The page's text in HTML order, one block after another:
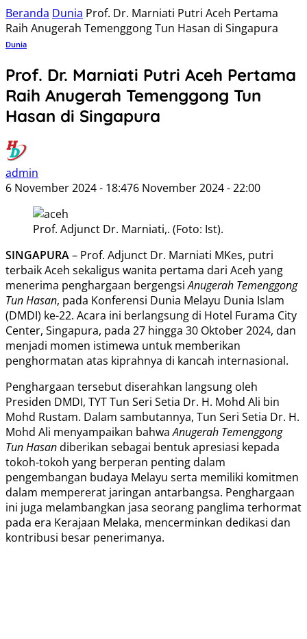
Beranda Dunia Prof. Dr. Marniati Putri Aceh Pertama
Raih Anugerah Temenggong Tun Hasan di Singapura
Dunia
Prof. Dr. Marniati Putri Aceh Pertama
Raih Anugerah Temenggong Tun
Hasan di Singapura
admin
6 November 2024 - 18:476 November 2024 - 22:00
Prof. Adjunct Dr. Marniati,. (Foto: Ist).
SINGAPURA– Prof. Adjunct Dr. Marniati MKes, putri
terbaik Aceh sekaligus wanita pertama dari Aceh yang
menerima penghargaan bergengsiAnugerah Temenggong
Tun Hasan, pada Konferensi Dunia Melayu Dunia Islam
(DMDI) ke-22. Acara ini berlangsung di Hotel Furama City
Center, Singapura, pada 27 hingga 30 Oktober 2024, dan
menjadi momen istimewa untuk memberikan
penghormatan atas kiprahnya di kancah internasional.
Penghargaan tersebut diserahkan langsung oleh
Presiden DMDI, TYT Tun Seri Setia Dr. H. Mohd Ali bin
Mohd Rustam. Dalam sambutannya, Tun Seri Setia Dr. H.
Mohd Ali menyampaikan bahwaAnugerah Temenggong
Tun Hasandiberikan sebagai bentuk apresiasi kepada
tokoh-tokoh yang berperan penting dalam
pengembangan budaya Melayu serta memiliki komitmen
dalam mempererat jaringan antarbangsa. Penghargaan
ini juga melambangkan jasa seorang panglima terhormat
pada era Kerajaan Melaka, mencerminkan dedikasi dan
kontribusi besar penerimanya.